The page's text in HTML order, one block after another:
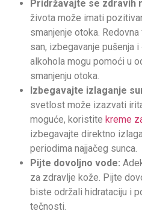
Pridržavajte se zdravih
života može imati
smanjenje otoka.
san, izbegavanje pušenja
alkohola mogu pomoći u
smanjenju otoka.
Izbegavajte izlaganje
svetlost može izazvati
moguće, koristite kreme
izbegavajte direktno
periodima najjačeg sunca.
Pijte dovoljno vode:
za zdravlje kože. Pijte
biste održali hidrataciju i
tečnosti.